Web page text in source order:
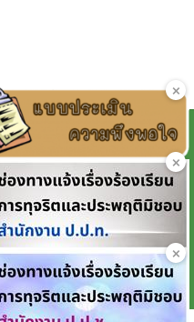
ติดต่อเรา ×
×
×